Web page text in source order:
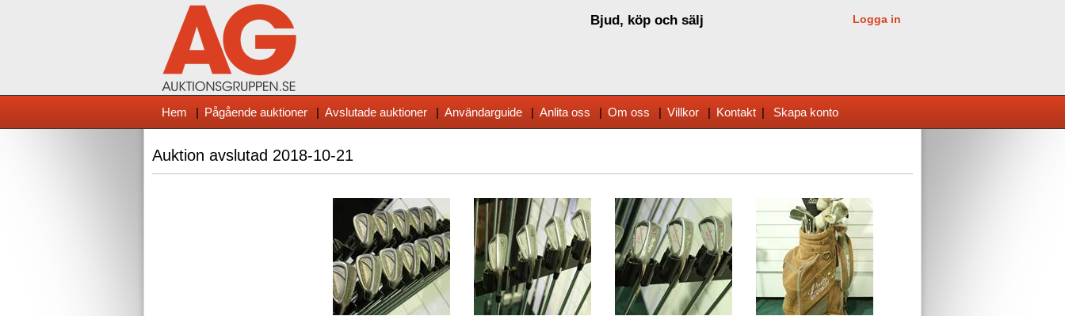
Bjud, köp och sälj Logga in
Hem | Pågående auktioner | Avslutade auktioner | Användarguide | Anlita oss | Om oss | Villkor | Kontakt | Skapa konto
Auktion avslutad 2018-10-21